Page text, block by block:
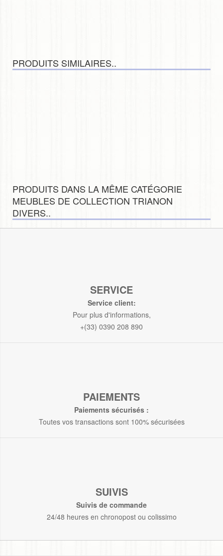
PRODUITS SIMILAIRES..
PRODUITS DANS LA MÊME CATÉGORIE
MEUBLES DE COLLECTION TRIANON
DIVERS..
SERVICE
Service client:
Pour plus d'informations,
+(33) 0390 208 890
PAIEMENTS
Paiements sécurisés :
Toutes vos transactions sont 100% sécurisées
SUIVIS
Suivis de commande
24/48 heures en chronopost ou colissimo